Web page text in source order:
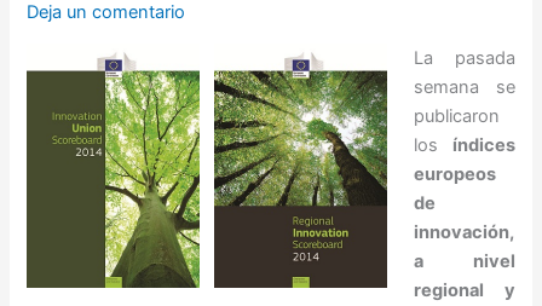
Deja un comentario
La pasada
semana se
publicaron
los índices
europeos
de
innovación,
a nivel
regional y